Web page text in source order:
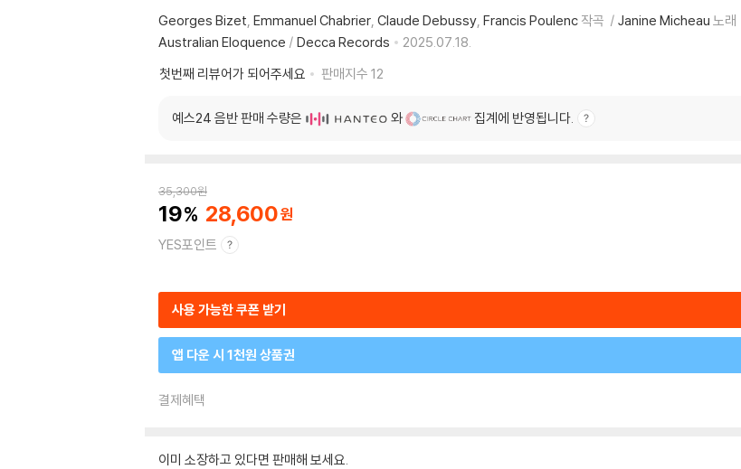
Georges Bizet Emmanuel Chabrier Claude Debussy Francis Poulenc 작곡 Janine Micheau 노래
Australian Eloquence / Decca Records
2025.07.18.
첫번째 리뷰어가 되어주세요
판매지수 12
예스24 음반 판매 수량은 와 집계에 반영됩니다.
35,300원
19 28,600
YES포인트
사용 가능한 쿠폰 받기
앱 다운 시 1천원 상품권
결제혜택
이미 소장하고 있다면 판매해 보세요.